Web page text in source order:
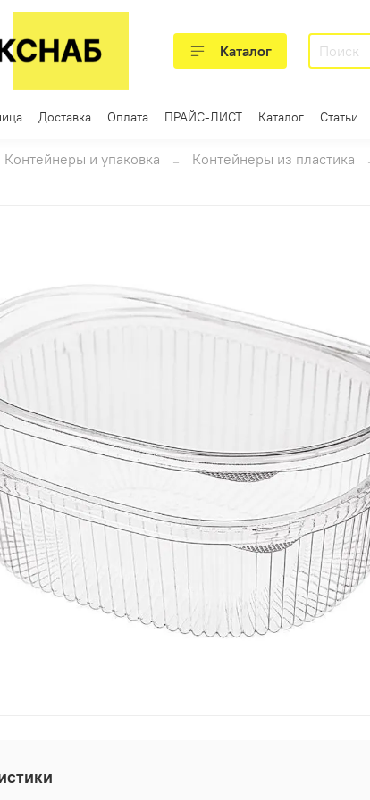
Каталог
Доставка Оплата ПРАЙС-ЛИСТ Каталог Статьи
Контейнеры и упаковка Контейнеры из пластика